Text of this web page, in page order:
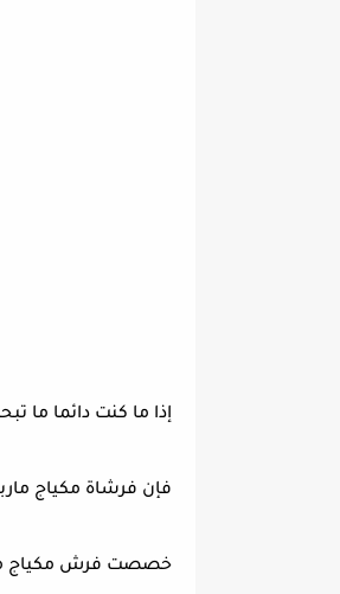
إذا ما كنت دائما ما
فإن فرشاة مكياج
خصصت فرش مكياج